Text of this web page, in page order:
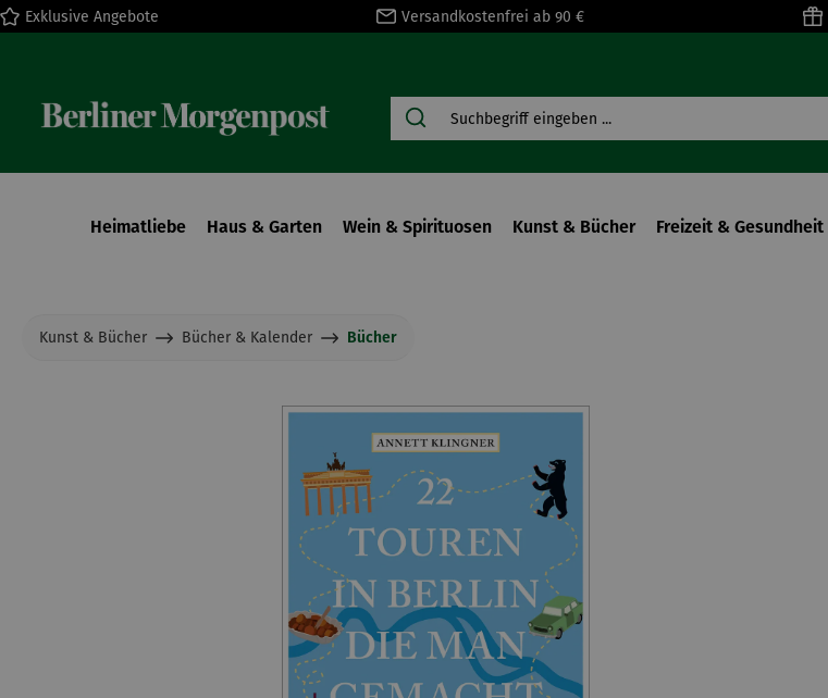
Zur Hauptnavigation springen
Exklusive Angebote Versandkostenfrei ab 90 €
Heimatliebe Haus & Garten Wein & Spirituosen Kunst & Bücher Freizeit & Gesundheit
Kunst & Bücher Bücher & Kalender Bücher